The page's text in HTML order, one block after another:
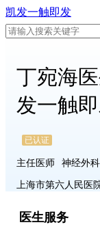
凯发一触即发
丁宛海
发一触
已认证
主任医师 神经外科
上海市第六人民医
医生服务